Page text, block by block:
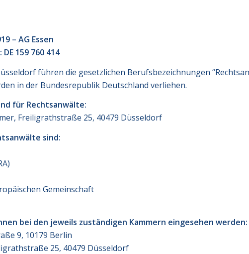
– AG Essen
159 760 414
führen die gesetzlichen Berufsbezeichnungen
in der Bundesrepublik Deutschland verliehen.
für Rechtsanwälte:
Freiligrathstraße 25, 40479 Düsseldorf
sind:
Gemeinschaft
bei den jeweils zuständigen Kammern eingesehen werden:
9, 10179 Berlin
25, 40479 Düsseldorf